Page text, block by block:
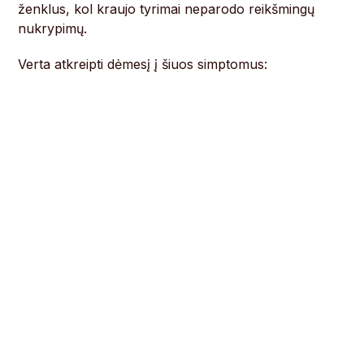
ženklus, kol kraujo tyrimai neparodo reikšmingų
nukrypimų.
Verta atkreipti dėmesį į šiuos simptomus: